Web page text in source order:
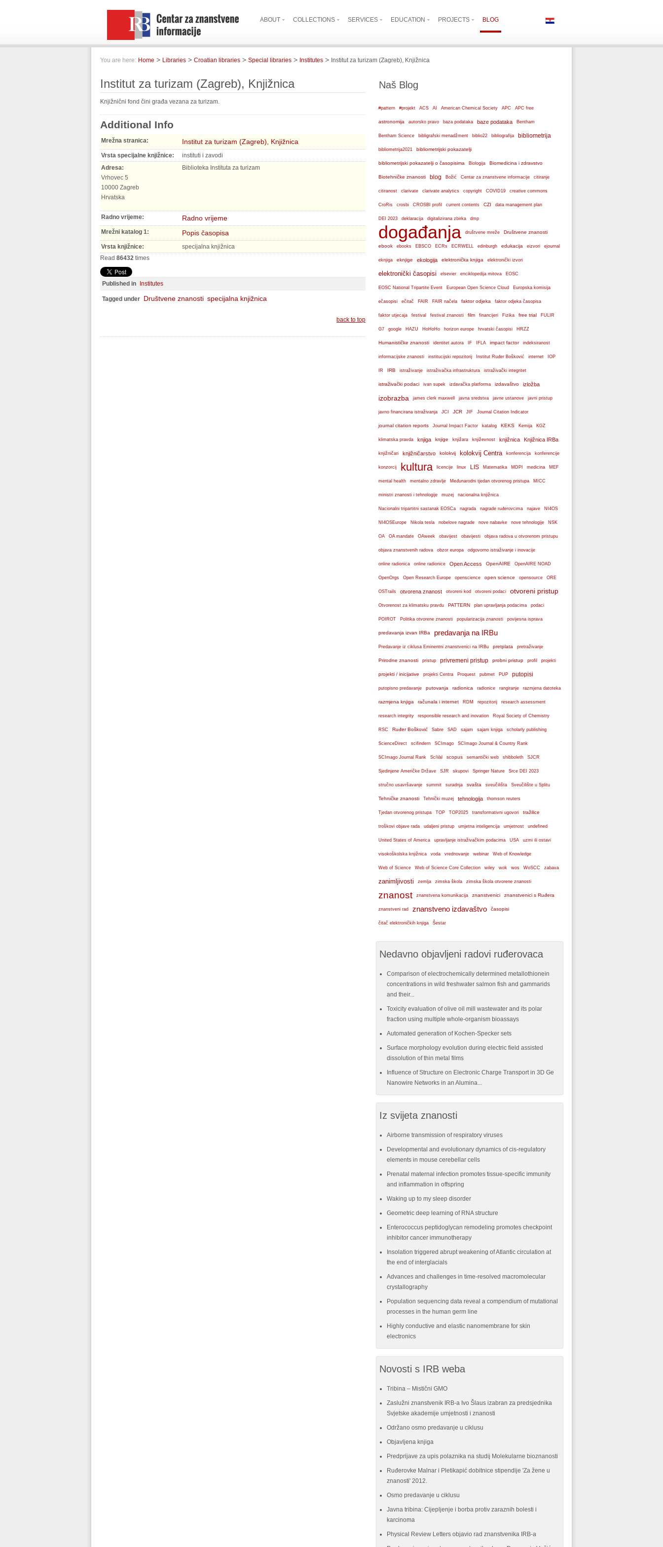
ABOUT COLLECTIONS SERVICES EDUCATION PROJECTS BLOG
You are here: Home > Libraries > Croatian libraries > Special libraries > Institutes > Institut za turizam (Zagreb), Knjižnica
Institut za turizam (Zagreb), Knjižnica
Knjižnični fond čini građa vezana za turizam.
Additional Info
Mrežna stranica: Institut za turizam (Zagreb), Knjižnica
Vrsta specijalne knjižnice:
instituti i zavodi
Adresa:
Biblioteka Instituta za turizam
Vrhovec 5
10000 Zagreb
Hrvatska
Radno vrijeme: Radno vrijeme
Mrežni katalog 1: Popis časopisa
Vrsta knjižnice:
specijalna knjižnica
Read 86432 times
Published in Institutes
Tagged under Društvene znanosti specijalna knjižnica
back to top
Naš Blog
#pattern #projekt ACS AI American Chemical Society APC APC free
astronomija autorsko pravo baza podataka baze podataka Bentham
Bentham Science bibligrafski menadžment biblio22 bibliografija bibliometrija
bibliometrija2021 bibliometrijski pokazatelji
bibliometrijski pokazatelji o časopisima Biologija Biomedicina i zdravstvo
Biotehničke znanosti blog Božić Centar za znanstvene informacije citiranje
citiranost clarivate clarivate analytics copyright COVID19 creative commons
CroRis crosbi CROSBI profil current contents CZI data management plan
DEI 2023 deklaracija digitalizirana zbirka dmp
događanja društvene mreže Društvene znanosti
ebook ebooks EBSCO ECRs ECRWELL edinburgh edukacija eizvori ejournal
eknjiga eknjige ekologija elektronička knjiga elektronički izvori
elektronički časopisi elsevier enciklopedija mitova EOSC
EOSC National Tripartite Event European Open Science Cloud Europska komisija
ečasopisi ečitač FAIR FAIR načela faktor odjeka faktor odjeka časopisa
faktor utjecaja festival festival znanosti film financijeri Fizika free trial FULIR
G7 google HAZU HoHoHo horizon europe hrvatski časopisi HRZZ
Humanističke znanosti identitet autora IF IFLA impact factor indeksiranost
informacijske znanosti institucijski repozitorij Institut Ruđer Bošković internet IOP
IR IRB istraživanje istraživačka infrastruktura istraživački integritet
istraživački podaci ivan supek izdavačka platforma izdavaštvo izložba
izobrazba james clerk maxwell javna sredstva javne ustanove javni pristup
javno financirana istraživanja JCI JCR JIF Journal Citation Indicator
journal citation reports Journal Impact Factor katalog KEKS Kemija KGZ
klimatska pravda knjiga knjige knjižara književnost knjižnica Knjižnica IRBa
knjižničari knjižničarstvo kolokvij kolokvij Centra konferencija konferencije
konzorcij kultura licencije linux LIS Matematika MDPI medicina MEF
mental health mentalno zdravlje Međunarodni tjedan otvorenog pristupa MICC
ministri znanosti i tehnologije muzej nacionalna knjižnica
Nacionalni tripartitni sastanak EOSCa nagrada nagrade ruđerovcima najave NI4OS
NI4OSEurope Nikola tesla nobelove nagrade nove nabavke nove tehnologije NSK
OA OA mandate OAweek obavijest obavijesti objava radova u otvorenom pristupu
objava znanstvenih radova obzor europa odgovorno istraživanje i inovacije
online radionica online radionice Open Access OpenAIRE OpenAIRE NOAD
OpenOrgs Open Research Europe openscience open science opensource ORE
OSTrails otvorena znanost otvoreni kod otvoreni podaci otvoreni pristup
Otvorenost za klimatsku pravdu PATTERN plan upravljanja podacima podaci
POIROT Politika otvorene znanosti popularizacija znanosti povijesna isprava
predavanja izvan IRBa predavanja na IRBu
Predavanje iz ciklusa Eminentni znanstvenici na IRBu pretplata pretraživanje
Prirodne znanosti pristup privremeni pristup probni pristup profil projekti
projekti / inicijative projekti Centra Proquest pubmet PUP putopisi
putopisno predavanje putovanja radionica radionice rangiranje razmjena datoteka
razmjena knjiga računala i internet RDM repozitorij research assessment
research integrity responsible research and inovation Royal Society of Chemistry
RSC Ruđer Bošković Sabre SAD sajam sajam knjiga scholarly publishing
ScienceDirect scifindern SCImago SCImago Journal & Country Rank
SCImago Journal Rank SciVal scopus semantički web shibboleth SJCR
Sjedinjene Američke Države SJR skupovi Springer Nature Srce DEI 2023
stručno usavršavanje summit suradnja svašta sveučilišta Sveučilište u Splitu
Tehničke znanosti Tehnički muzej tehnologija thomson reuters
Tjedan otvorenog pristupa TOP TOP2025 transformativni ugovori tražilice
troškovi objave rada udaljeni pristup umjetna inteligencija umjetnost undefined
United States of America upravljanje istraživačkim podacima USA uzmi ili ostavi
visokoškolska knjižnica voda vrednovanje webinar Web of Knowledge
Web of Science Web of Science Core Collection wiley wok wos WoSCC zabava
zanimljivosti zemlja zimska škola zimska škola otvorene znanosti
znanost znanstvena komunikacija znanstvenici znanstvenici s Ruđera
znanstveni rad znanstveno izdavaštvo časopisi
čitač elektroničkih knjiga Šestar
Nedavno objavljeni radovi ruđerovaca
Comparison of electrochemically determined metallothionein
concentrations in wild freshwater salmon fish and gammarids
and their...
Toxicity evaluation of olive oil mill wastewater and its polar
fraction using multiple whole-organism bioassays
Automated generation of Kochen-Specker sets
Surface morphology evolution during electric field assisted
dissolution of thin metal films
Influence of Structure on Electronic Charge Transport in 3D Ge
Nanowire Networks in an Alumina...
Iz svijeta znanosti
Airborne transmission of respiratory viruses
Developmental and evolutionary dynamics of cis-regulatory
elements in mouse cerebellar cells
Prenatal maternal infection promotes tissue-specific immunity
and inflammation in offspring
Waking up to my sleep disorder
Geometric deep learning of RNA structure
Enterococcus peptidoglycan remodeling promotes checkpoint
inhibitor cancer immunotherapy
Insolation triggered abrupt weakening of Atlantic circulation at
the end of interglacials
Advances and challenges in time-resolved macromolecular
crystallography
Population sequencing data reveal a compendium of mutational
processes in the human germ line
Highly conductive and elastic nanomembrane for skin
electronics
Novosti s IRB weba
Tribina – Mistični GMO
Zaslužni znanstvenik IRB-a Ivo Šlaus izabran za predsjednika
Svjetske akademije umjetnosti i znanosti
Održano osmo predavanje u ciklusu
Objavljena knjiga
Predprijave za upis polaznika na studij Molekularne bioznanosti
Ruđerovke Malnar i Pletikapić dobitnice stipendije 'Za žene u
znanosti' 2012.
Osmo predavanje u ciklusu
Javna tribina: Cijepljenje i borba protiv zaraznih bolesti i
karcinoma
Physical Review Letters objavio rad znanstvenika IRB-a